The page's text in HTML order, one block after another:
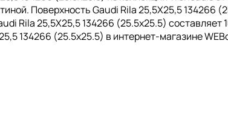
Поверхность Gaudi Rila 25,5X25,5 134266
Rila 25,5X25,5 134266 (25.5x25.5) составляет
134266 (25.5x25.5) в интернет-магазине